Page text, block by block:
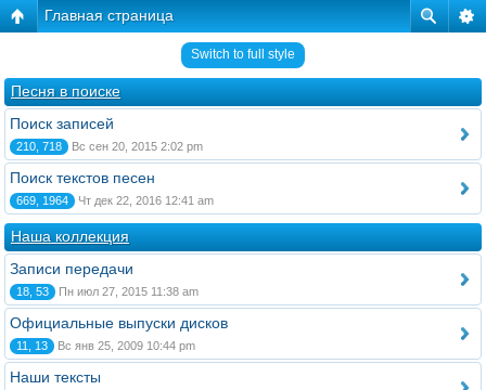
Главная страница
Switch to full style
Песня в поиске
Поиск записей
210, 718 Вс сен 20, 2015 2:02 pm
Поиск текстов песен
669, 1964 Чт дек 22, 2016 12:41 am
Наша коллекция
Записи передачи
18, 53 Пн июл 27, 2015 11:38 am
Официальные выпуски дисков
11, 13 Вс янв 25, 2009 10:44 pm
Наши тексты